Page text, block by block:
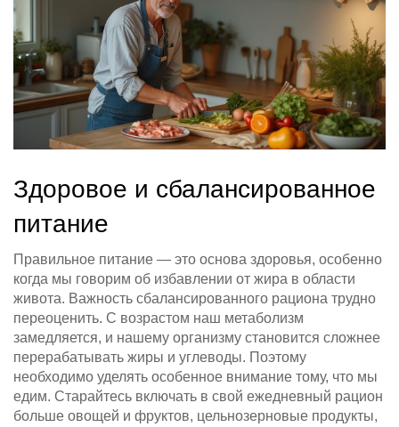
Здоровое и сбалансированное
питание
Правильное питание — это основа здоровья, особенно
когда мы говорим об избавлении от жира в области
живота. Важность сбалансированного рациона трудно
переоценить. С возрастом наш метаболизм
замедляется, и нашему организму становится сложнее
перерабатывать жиры и углеводы. Поэтому
необходимо уделять особенное внимание тому, что мы
едим. Старайтесь включать в свой ежедневный рацион
больше овощей и фруктов, цельнозерновые продукты,